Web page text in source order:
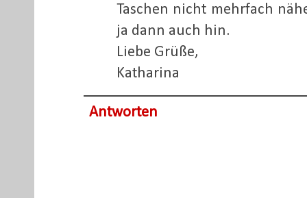
Taschen nicht mehrfach
ja dann auch hin.
Liebe Grüße,
Katharina
Antworten